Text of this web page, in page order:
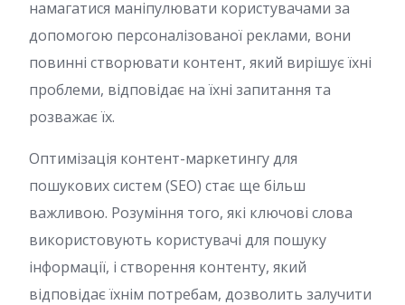
намагатися маніпулювати користувачами за
допомогою персоналізованої реклами, вони
повинні створювати контент, який вирішує їхні
проблеми, відповідає на їхні запитання та
розважає їх.
Оптимізація контент-маркетингу для
пошукових систем (SEO) стає ще більш
важливою. Розуміння того, які ключові слова
використовують користувачі для пошуку
інформації, і створення контенту, який
відповідає їхнім потребам, дозволить залучити